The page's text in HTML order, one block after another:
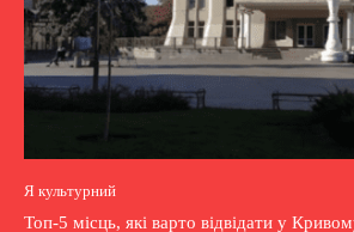
Я культурний
Топ-5 місць, які варто відвідати у